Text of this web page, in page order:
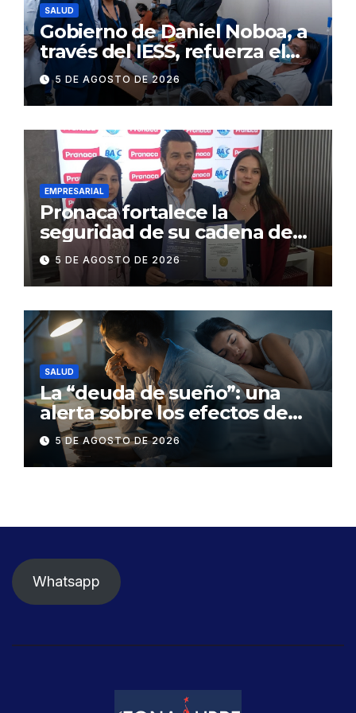
SALUD
Gobierno de Daniel Noboa, a
través del IESS, refuerza el
abastecimiento de insulina
en 86 establecimientos de
salud
5 DE AGOSTO DE 2026
EMPRESARIAL
Pronaca fortalece la
seguridad de su cadena de
suministro con certificación
BASC en dos plantas
5 DE AGOSTO DE 2026
SALUD
La “deuda de sueño”: una
alerta sobre los efectos de
dormir mal en la salud física y
mental
5 DE AGOSTO DE 2026
Whatsapp